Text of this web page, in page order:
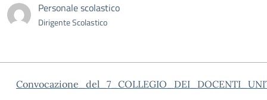
Personale scolastico
Dirigente Scolastico